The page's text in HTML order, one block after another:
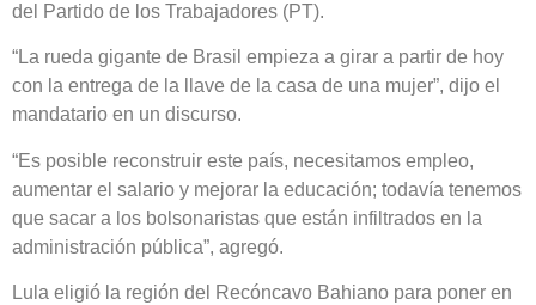
del Partido de los Trabajadores (PT).
“La rueda gigante de Brasil empieza a girar a partir de hoy
con la entrega de la llave de la casa de una mujer”, dijo el
mandatario en un discurso.
“Es posible reconstruir este país, necesitamos empleo,
aumentar el salario y mejorar la educación; todavía tenemos
que sacar a los bolsonaristas que están infiltrados en la
administración pública”, agregó.
Lula eligió la región del Recóncavo Bahiano para poner en